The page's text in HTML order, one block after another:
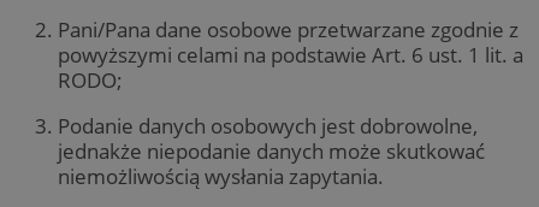
Pani/Pana dane osobowe przetwarzane zgodnie z
powyższymi celami na podstawie Art. 6 ust. 1 lit. a
RODO;
Podanie danych osobowych jest dobrowolne,
jednakże niepodanie danych może skutkować
niemożliwością wysłania zapytania.